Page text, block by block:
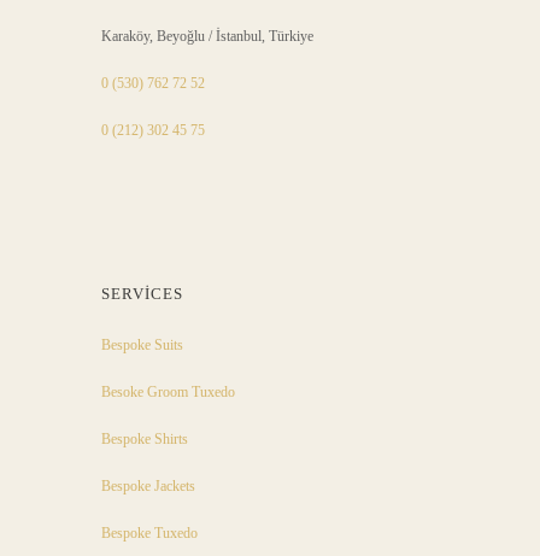
Karaköy, Beyoğlu / İstanbul, Türkiye
0 (530) 762 72 52
0 (212) 302 45 75
SERVICES
Bespoke Suits
Besoke Groom Tuxedo
Bespoke Shirts
Bespoke Jackets
Bespoke Tuxedo